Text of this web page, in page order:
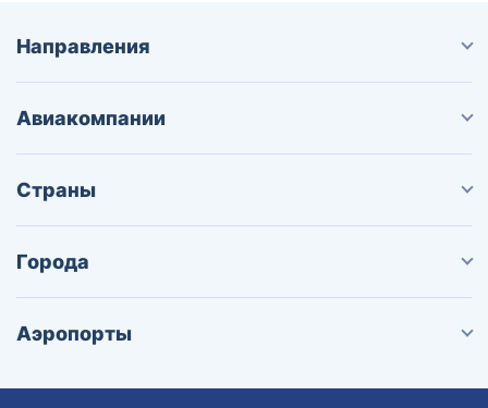
Направления
Авиакомпании
Страны
Города
Аэропорты